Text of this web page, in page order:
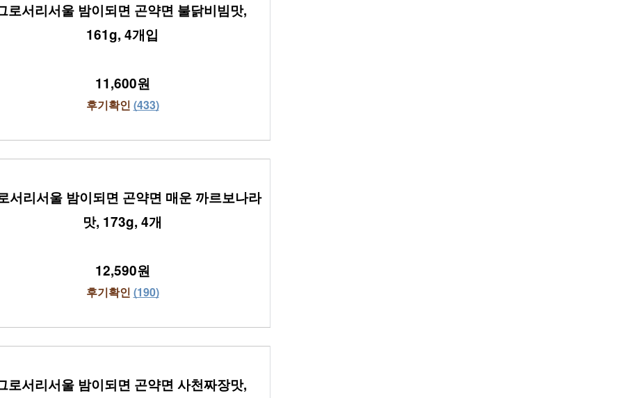
로서리서울 밤이되면 곤약면 불닭비빔맛,
161g, 4개입
11,600원
후기확인 (433)
서리서울 밤이되면 곤약면 매운 까르보나라
맛, 173g, 4개
12,590원
후기확인 (190)
로서리서울 밤이되면 곤약면 사천짜장맛,